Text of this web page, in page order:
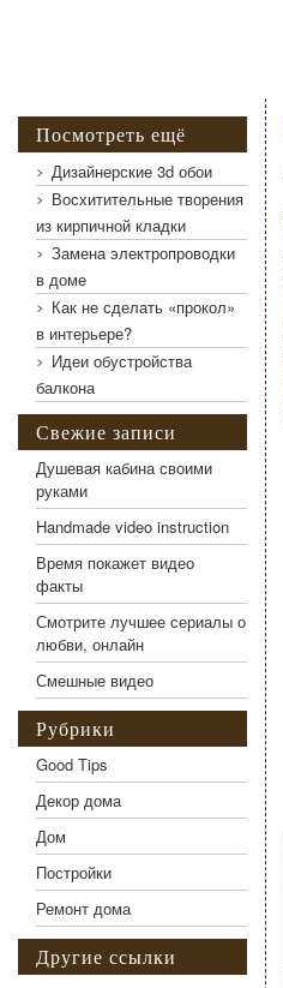
Посмотреть ещё
Дизайнерские 3d обои
Восхитительные творения
из кирпичной кладки
Замена электропроводки
в доме
Как не сделать «прокол»
в интерьере?
Идеи обустройства
балкона
Свежие записи
Душевая кабина своими
руками
Handmade video instruction
Время покажет видео
факты
Смотрите лучшее сериалы о
любви, онлайн
Смешные видео
Рубрики
Good Tips
Декор дома
Дом
Постройки
Ремонт дома
Другие ссылки